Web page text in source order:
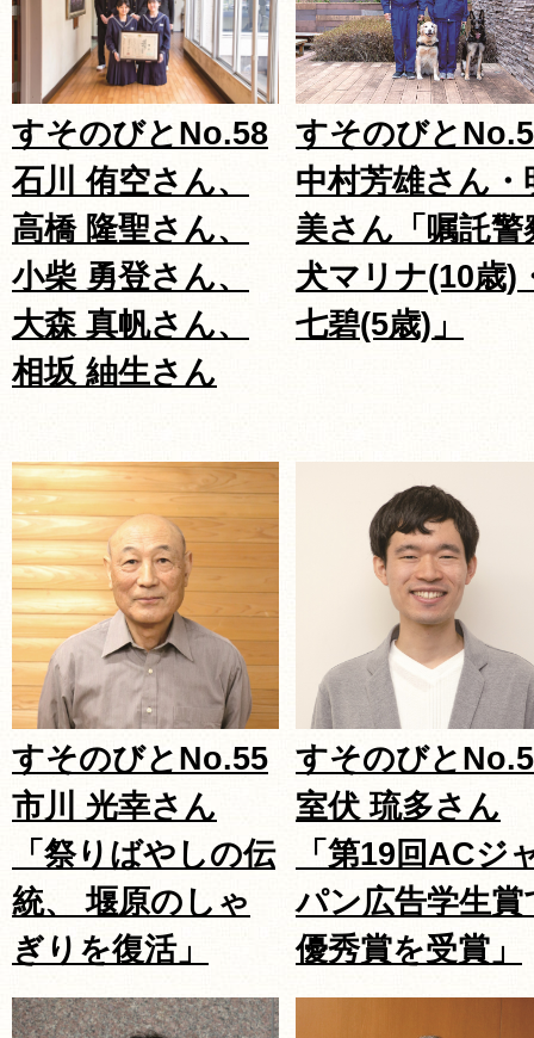
すそのびとNo.58
石川 侑空さん、
高橋 隆聖さん、
小柴 勇登さん、
大森 真帆さん、
相坂 紬生さん
すそのびと
中村芳雄さん・
美さん「嘱託警
犬マリナ(10歳)
七碧(5歳)」
すそのびとNo.55
市川 光幸さん
「祭りばやしの伝
統、 堰原のしゃ
ぎりを復活」
すそのびと
室伏 琉多さん
「第19回ACジ
パン広告学生賞
優秀賞を受賞」